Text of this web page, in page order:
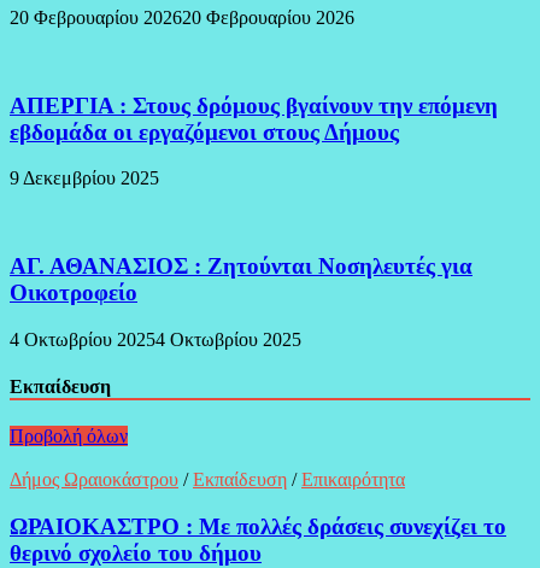
20 Φεβρουαρίου 202620 Φεβρουαρίου 2026
ΑΠΕΡΓΙΑ : Στους δρόμους βγαίνουν την επόμενη
εβδομάδα οι εργαζόμενοι στους Δήμους
9 Δεκεμβρίου 2025
ΑΓ. ΑΘΑΝΑΣΙΟΣ : Ζητούνται Νοσηλευτές για
Οικοτροφείο
4 Οκτωβρίου 20254 Οκτωβρίου 2025
Εκπαίδευση
Προβολή όλων
Δήμος Ωραιοκάστρου /Εκπαίδευση /Επικαιρότητα
ΩΡΑΙΟΚΑΣΤΡΟ : Με πολλές δράσεις συνεχίζει το
θερινό σχολείο του δήμου